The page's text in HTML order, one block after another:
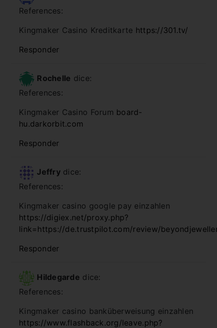
References:
Kingmaker Casino Kreditkarte https://301.tv/
Responder
Rochelle dice:
References:
Kingmaker Casino Forum board-
hu.darkorbit.com
Responder
Jeffry dice:
References:
Kingmaker casino google pay einzahlen
https://digiex.net/proxy.php?
link=https://de.trustpilot.com/review/
Responder
Hildegarde dice:
References:
Kingmaker casino banküberweisung einzahlen
https://www.flashback.org/leave.php?